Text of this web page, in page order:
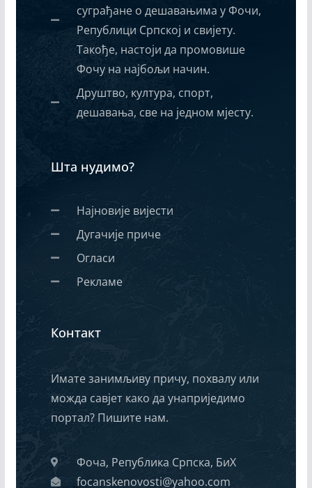
суграђане о дешавањима у Фочи,
Републици Српској и свијету.
Такође, настоји да промовише
Фочу на најбољи начин.
Друштво, култура, спорт,
дешавања, све на једном мјесту.
Шта нудимо?
Најновије вијести
Дугачије приче
Огласи
Рекламе
Контакт
Имате занимљиву причу, похвалу или
можда савјет како да унаприједимо
портал? Пишите нам.
Фоча, Република Српска, БиХ
focanskenovosti@yahoo.com